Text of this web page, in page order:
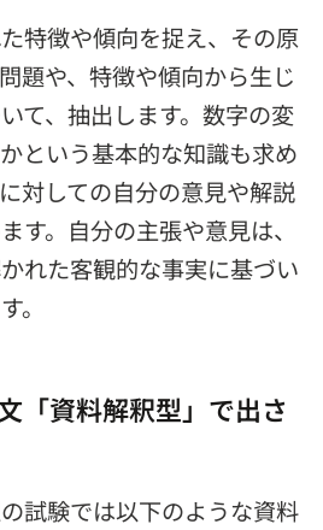
特徴や傾向を捉え、その原
題や、特徴や傾向から生じ
て、抽出します。数字の変
という基本的な知識も求め
対しての自分の意見や解説
す。自分の主張や意見は、
れた客観的な事実に基づい
。
資料解釈型」で出さ
試験では以下のような資料